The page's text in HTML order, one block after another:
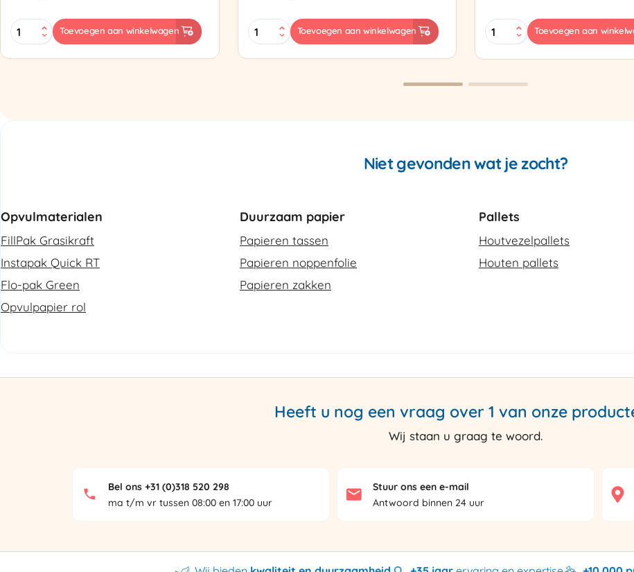
MINI
PAK'R
Toevoegen aan winkelwagen
Zapak
ZP97
Toevoegen aan winkelwagen
Sealtang
Super
Toevoegen aan
Niet gevonden wat je zocht?
Opvulmaterialen
FillPak Grasikraft
Instapak Quick RT
Flo-pak Green
Opvulpapier rol
Duurzaam papier
Papieren tassen
Papieren noppenfolie
Papieren zakken
Pallets
Houtvezelpallets
Houten pallets
Heeft u nog een vraag over 1 van onze
Wij staan u graag te woord.
Bel ons +31 (0)318 520 298
ma t/m vr tussen 08:00 en 17:00 uur
Stuur ons een e-mail
Antwoord binnen 24 uur